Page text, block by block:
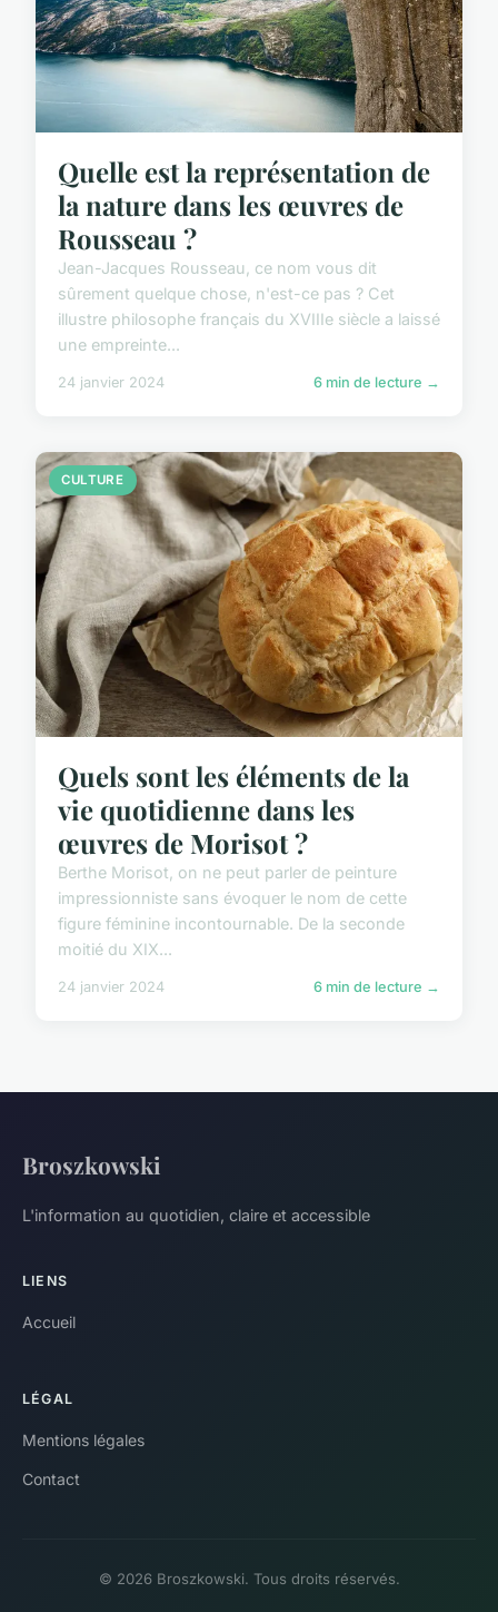
Quelle est la représentation de
la nature dans les œuvres de
Rousseau ?
Jean-Jacques Rousseau, ce nom vous dit
sûrement quelque chose, n'est-ce pas ? Cet
illustre philosophe français du XVIIIe siècle a laissé
une empreinte...
24 janvier 2024 6 min de lecture →
CULTURE
Quels sont les éléments de la
vie quotidienne dans les
œuvres de Morisot ?
Berthe Morisot, on ne peut parler de peinture
impressionniste sans évoquer le nom de cette
figure féminine incontournable. De la seconde
moitié du XIX...
24 janvier 2024 6 min de lecture →
Broszkowski
L'information au quotidien, claire et accessible
LIENS
Accueil
LÉGAL
Mentions légales
Contact
© 2026 Broszkowski. Tous droits réservés.